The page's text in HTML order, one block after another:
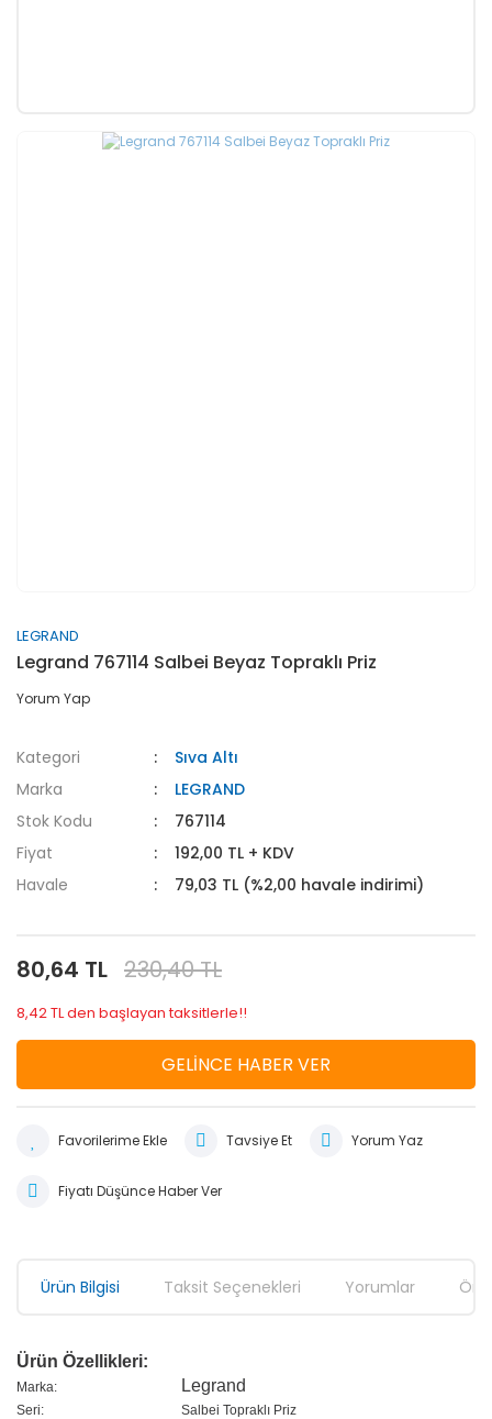
LEGRAND
Legrand 767114 Salbei Beyaz Topraklı Priz
Yorum Yap
Kategori
Sıva Altı
Marka
LEGRAND
Stok Kodu
767114
Fiyat
192,00 TL + KDV
Havale
79,03 TL (%2,00 havale indirimi)
80,64 TL 230,40 TL
8,42 TL den başlayan taksitlerle!!
GELİNCE HABER VER
Tavsiye Et Yorum Yaz
Fiyatı Düşünce Haber Ver
Ürün Bilgisi Taksit Seçenekleri Yorumlar
Ürün Özellikleri:
Marka: Legrand
Seri:
Salbei Topraklı Priz